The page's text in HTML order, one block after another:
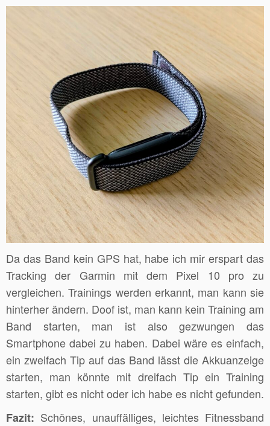
Da das Band kein GPS hat, habe ich mir erspart das
Tracking der Garmin mit dem Pixel 10 pro zu
vergleichen. Trainings werden erkannt, man kann sie
hinterher ändern. Doof ist, man kann kein Training am
Band starten, man ist also gezwungen das
Smartphone dabei zu haben. Dabei wäre es einfach,
ein zweifach Tip auf das Band lässt die Akkuanzeige
starten, man könnte mit dreifach Tip ein Training
starten, gibt es nicht oder ich habe es nicht gefunden.
Fazit: Schönes, unauffälliges, leichtes Fitnessband